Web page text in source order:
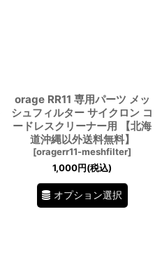
orage RR11 専用パーツ メッ
シュフィルター サイクロン コ
ードレスクリーナー用 【北海
道沖縄以外送料無料】
[oragerr11-meshfilter]
1,000円(税込)
オプション選択